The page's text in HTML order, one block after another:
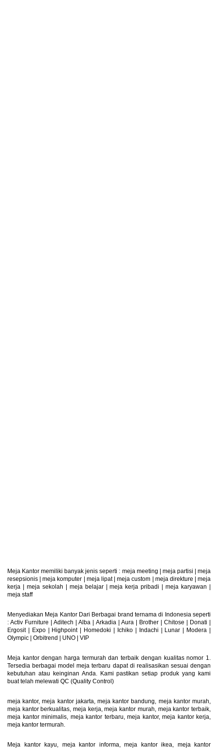
Meja Kantor memiliki banyak jenis seperti : meja meeting | meja partisi |meja
resepsionis |meja komputer | meja lipat|meja custom | meja direkture |meja
kerja | meja sekolah | meja belajar|meja kerja pribadi |meja karyawan |
meja staff
Menyediakan Meja Kantor Dari Berbagai brand ternama di Indonesia seperti
: Activ Furniture |Aditech |Alba | Arkadia | Aura | Brother| Chitose | Donati |
Ergosit| Expo| Highpoint| Homedoki | Ichiko| Indachi | Lunar | Modera |
Olympic | Orbitrend | UNO | VIP
Meja kantor dengan harga termurah dan terbaik dengan kualitas nomor 1.
Tersedia berbagai model meja terbaru dapat di realisasikan sesuai dengan
kebutuhan atau keinginan Anda. Kami pastikan setiap produk yang kami
buat telah melewati QC (Quality Control)
meja kantor, meja kantor jakarta, meja kantor bandung, meja kantor murah,
meja kantor berkualitas, meja kerja, meja kantor murah, meja kantor terbaik,
meja kantor minimalis, meja kantor terbaru, meja kantor, meja kantor kerja,
meja kantor termurah.
Meja kantor kayu, meja kantor informa, meja kantor ikea, meja kantor